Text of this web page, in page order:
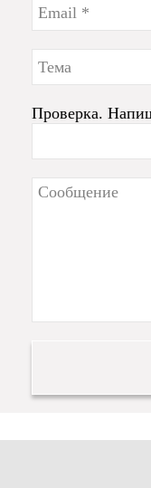
Проверка.